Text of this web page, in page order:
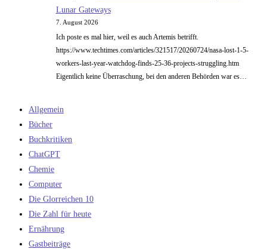
Lunar Gateways
7. August 2026
Ich poste es mal hier, weil es auch Artemis betrifft.
https://www.techtimes.com/articles/321517/20260724/nasa-lost-1-5-
workers-last-year-watchdog-finds-25-36-projects-struggling.htm
Eigentlich keine Überraschung, bei den anderen Behörden war es…
Allgemein
Bücher
Buchkritiken
ChatGPT
Chemie
Computer
Die Glorreichen 10
Die Zahl für heute
Ernährung
Gastbeiträge